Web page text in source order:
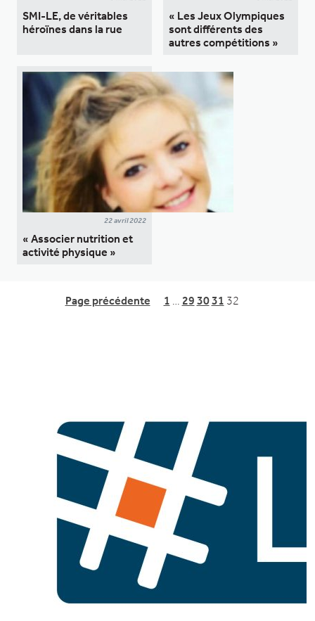
SMI-LE, de véritables
héroïnes dans la rue
« Les Jeux Olympiques
sont différents des
autres compétitions »
22 avril 2022
« Associer nutrition et
activité physique »
Page précédente 1 29 3031 32